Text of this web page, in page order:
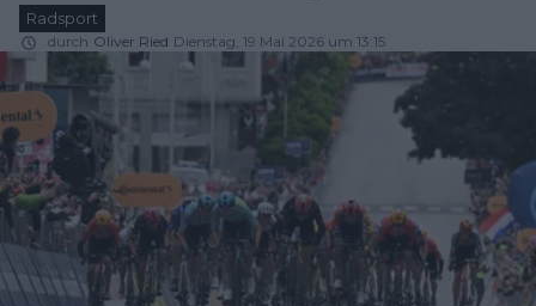
Radsport
durch Oliver Ried Dienstag, 19 Mai 2026 um 13:15